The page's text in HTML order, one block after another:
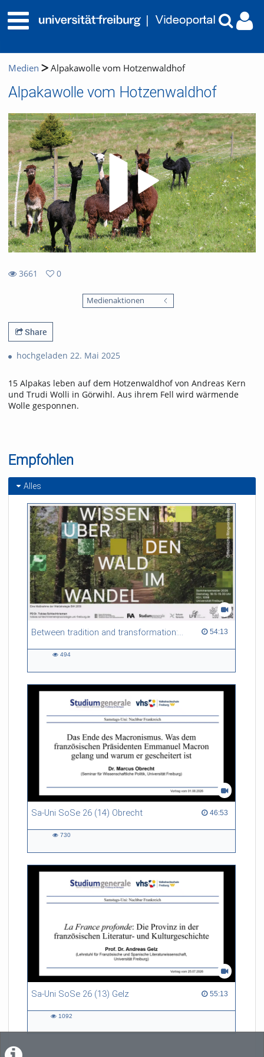
Medien Alpakawolle vom Hotzenwaldhof
Alpakawolle vom Hotzenwaldhof
3661
0
Medienaktionen
Share
hochgeladen 22. Mai 2025
15 Alpakas leben auf dem Hotzenwaldhof von Andreas Kern
und Trudi Wolli in Görwihl. Aus ihrem Fell wird wärmende
Wolle gesponnen.
Empfohlen
Alles
Between tradition and transformation: how owners, advisers and institutions co-create knowledge for resilient forests in Europe 54:13
54:13 duration
494
Sa-Uni SoSe 26 (14) Obrecht 46:53
46:53 duration
730
Sa-Uni SoSe 26 (13) Gelz 55:13
55:13 duration
1092